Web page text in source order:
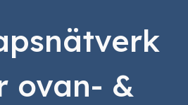
ovan- &